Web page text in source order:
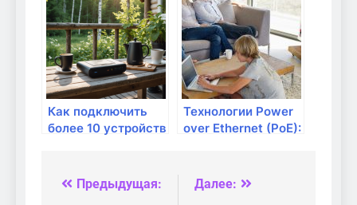
кабель?
Как подключить
более 10 устройств
Технологии Power
over Ethernet (PoE):
Навигация
Предыдущая:
Далее: